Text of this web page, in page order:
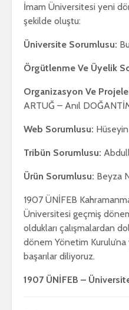
İmam Üniversitesi yeni
şekilde oluştu:
Üniversite Sorumlusu:
Örgütlenme Ve Üyelik
Organizasyon Ve
ARTUĞ – Anıl
Web Sorumlusu:
Tribün Sorumlusu:
Ürün Sorumlusu: Beyza
1907 ÜNİFEB
Üniversitesi geçmiş
oldukları çalışmalardan
dönem Yönetim
başarılar diliyoruz.
1907 ÜNİFEB –